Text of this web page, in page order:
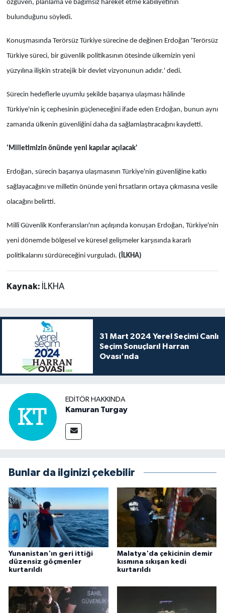
özgüven, planlama ve bağımsız hareket etme kabiliyetinin
bulunduğunu söyledi.
Konuşmasında Terörsüz Türkiye sürecine de değinen Erdoğan 'Terörsüz
Türkiye süreci, bir güvenlik politikasının ötesinde ülkemizin yeni
yüzyılına ilişkin stratejik bir devlet vizyonunun adıdır.' dedi.
Sürecin hedeflerle uyumlu şekilde başarıya ulaşması hâlinde
Türkiye'nin iç cephesinin güçleneceğini ifade eden Erdoğan, bunun aynı
zamanda ülkenin güvenliğini daha da sağlamlaştıracağını kaydetti.
'Milletimizin önünde yeni kapılar açılacak'
Erdoğan, sürecin başarıya ulaşmasının Türkiye'nin güvenliğine katkı
sağlayacağını ve milletin önünde yeni fırsatların ortaya çıkmasına vesile
olacağını belirtti.
Millî Güvenlik Konferansları'nın açılışında konuşan Erdoğan, Türkiye'nin
yeni dönemde bölgesel ve küresel gelişmeler karşısında kararlı
politikalarını sürdüreceğini vurguladı. (İLKHA)
Kaynak: İLKHA
31 Mart 2024 Yerel Seçimi Canlı
Seçim Sonuçları! Harran
Ovası'nda
EDITÖR HAKKINDA
Kamuran Turgay
Bunlar da ilginizi çekebilir
Yunanistan'ın geri ittiği
düzensiz göçmenler
kurtarıldı
Malatya'da çekicinin demir
kısmına sıkışan kedi
kurtarıldı